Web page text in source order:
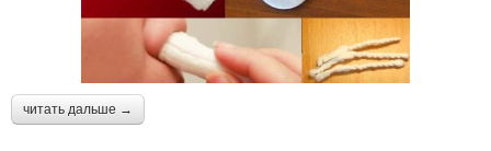
читать дальше →